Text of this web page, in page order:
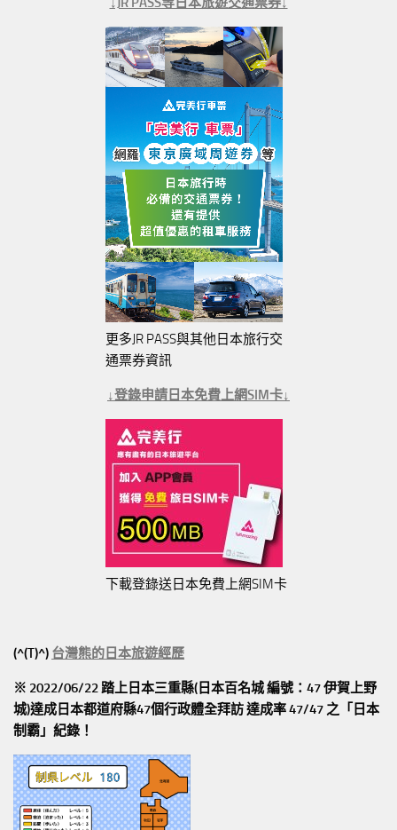
更多JR PASS與其他日本旅行交
通票券資訊
↓登錄申請日本免費上網SIM卡↓
下載登錄送日本免費上網SIM卡
(^(T)^) 台灣熊的日本旅遊經歷
※ 2022/06/22 踏上日本三重縣(日本百名城 編號：47 伊賀上野
城)達成日本都道府縣47個行政體全拜訪達成率 47/47 之「日本
制霸」紀錄！